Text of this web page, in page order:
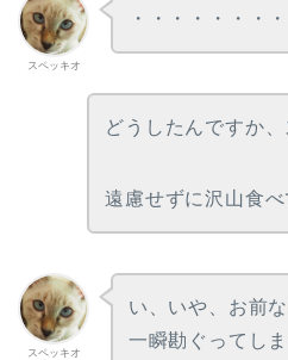
スペッキオ
・・・・・・・・
どうしたんですか、
遠慮せずに沢山食べ
スペッキオ
い、いや、お前
一瞬勘ぐってし